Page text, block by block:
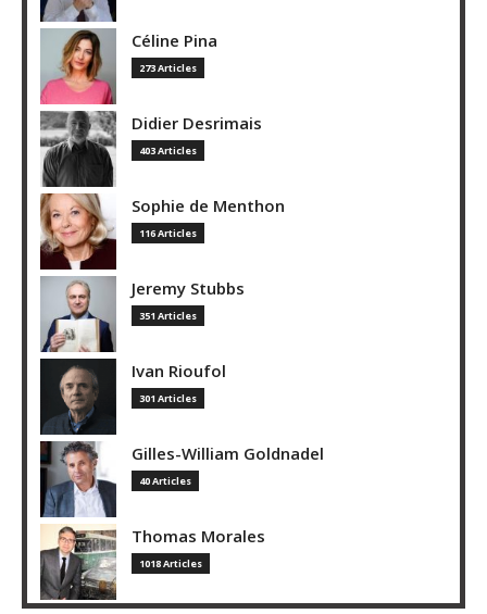
Céline Pina
273 Articles
Didier Desrimais
403 Articles
Sophie de Menthon
116 Articles
Jeremy Stubbs
351 Articles
Ivan Rioufol
301 Articles
Gilles-William Goldnadel
40 Articles
Thomas Morales
1018 Articles